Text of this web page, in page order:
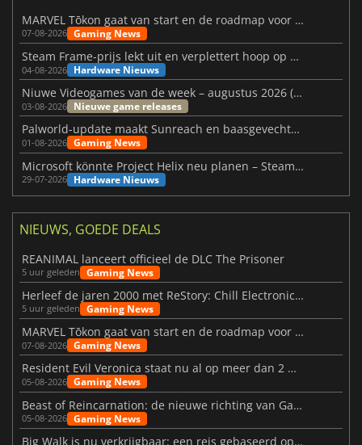
MARVEL Tōkon gaat van start en de roadmap voor jaar 1 is bekendgemaakt
07-08-2026 Gaming News
Steam Frame-prijs lekt uit en verplettert hoop op betaalbare VR
04-08-2026 Hardware Nieuws
Niuwe Videogames van de week – augustus 2026 (week 32)
03-08-2026 Nieuwe game releases
Palworld-update maakt Sunreach en baasgevechten stabieler
01-08-2026 Gaming News
Microsoft könnte Project Helix neu planen – Steam-Support wackelt
29-07-2026 Hardware Nieuws
NIEUWS, GOEDE DEALS
REANIMAL lanceert officieel de DLC The Prisoner
5 uur geleden Gaming News
Herleef de jaren 2000 met ReStory: Chill Electronics Repairs
5 uur geleden Gaming News
MARVEL Tōkon gaat van start en de roadmap voor jaar 1 is bekendgemaakt
07-08-2026 Gaming News
Resident Evil Veronica staat nu al op meer dan 2 miljoen verlanglijstjes
05-08-2026 Gaming News
Beast of Reincarnation: de nieuwe richting van Game Freak
05-08-2026 Gaming News
Big Walk is nu verkrijgbaar: een reis gebaseerd op vriendschap